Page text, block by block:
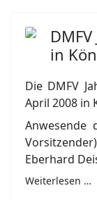
in
Die DMFV
April 2008 in
Anwesende
Eberhard
Weiterlesen …